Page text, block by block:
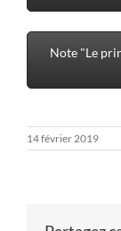
Note "Le
14 février 2019